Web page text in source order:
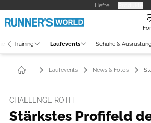
Hefte
Training Laufevents Schuhe & Ausrüstung
Laufevents News & Fotos
CHALLENGE ROTH
Stärkstes Profifeld